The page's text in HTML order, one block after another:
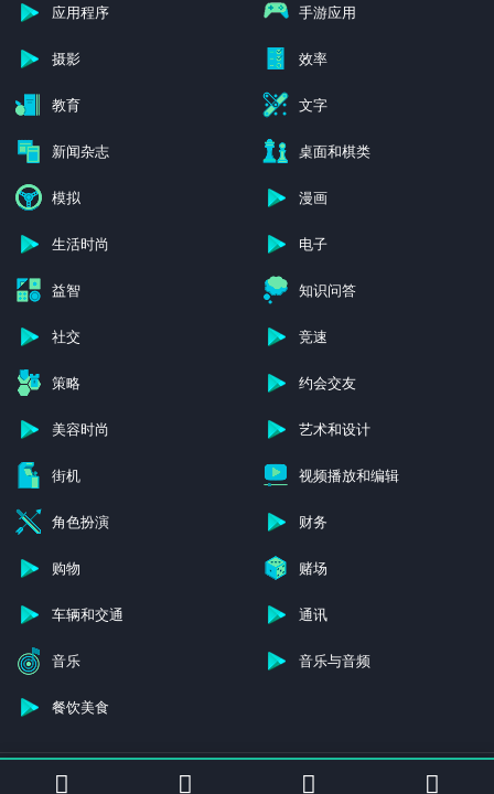
应用程序 手游应用
摄影 效率
教育 文字
新闻杂志 桌面和棋类
模拟 漫画
生活时尚 电子
益智 知识问答
社交 竞速
策略 约会交友
美容时尚 艺术和设计
街机 视频播放和编辑
角色扮演 财务
购物 赌场
车辆和交通 通讯
音乐 音乐与音频
餐饮美食
© 2025 - 保留所有权利 -4226安卓应用下载网站